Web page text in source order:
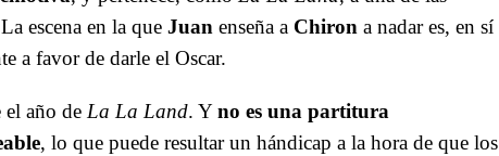
escena en la que Juan enseña a Chiron a nadar es, en sí
a favor de darle el Oscar.
el año de La La Land. Yno es una partitura
, lo que puede resultar un hándicap a la hora de que los